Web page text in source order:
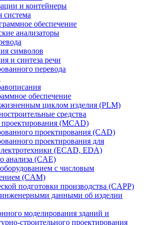
и контейнеры
система
обеспечение
анализаторы
символов
и синтеза речи
перевода
обеспечение
жизненным циклом изделия (PLM)
средства
проектирования (MCAD)
проектирования (CAD)
проектирования для
(ECAD, EDA)
анализа (CAE)
с числовым
(CAM)
подготовки производства (CAPP)
инженерными данными об изделии
моделирования зданий и
строительного проектирования